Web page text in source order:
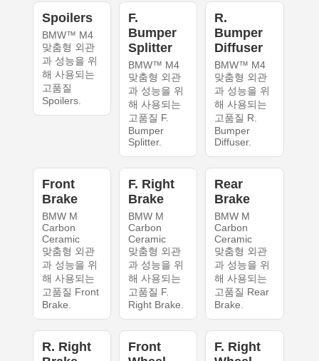
Spoilers
BMW™ M4
맞춤형 외관
과 성능을 위
해 사용되는
고품질
Spoilers.
F.
Bumper
Splitter
BMW™ M4
맞춤형 외관
과 성능을 위
해 사용되는
고품질 F.
Bumper
Splitter.
R.
Bumper
Diffuser
BMW™ M4
맞춤형 외관
과 성능을 위
해 사용되는
고품질 R.
Bumper
Diffuser.
Front
Brake
BMW M
Carbon
Ceramic
맞춤형 외관
과 성능을 위
해 사용되는
고품질 Front
Brake.
F. Right
Brake
BMW M
Carbon
Ceramic
맞춤형 외관
과 성능을 위
해 사용되는
고품질 F.
Right Brake.
Rear
Brake
BMW M
Carbon
Ceramic
맞춤형 외관
과 성능을 위
해 사용되는
고품질 Rear
Brake.
R. Right
Front
F. Right